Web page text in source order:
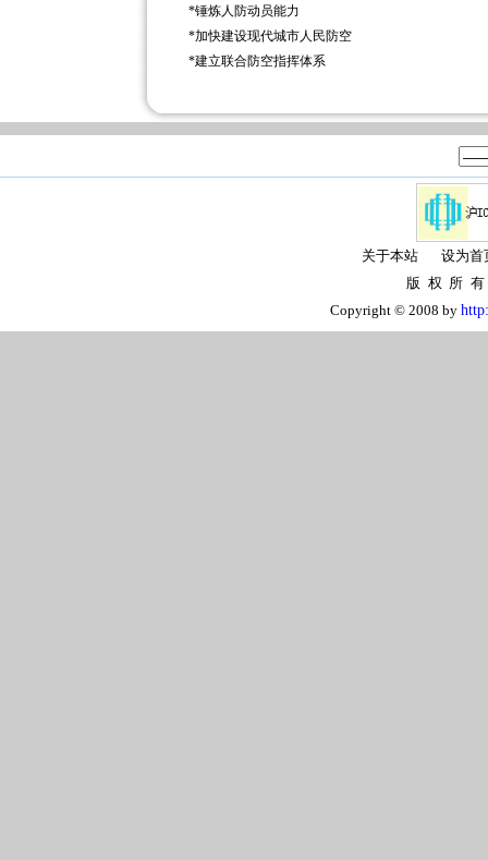
*锤炼人防动员能力
*加快建设现代城市人民防空
*建立联合防空指挥体系